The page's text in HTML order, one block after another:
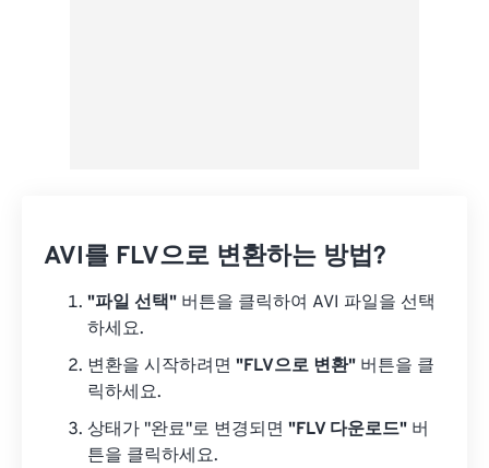
AVI를 FLV으로 변환하는 방법?
"파일 선택" 버튼을 클릭하여 AVI 파일을 선택
하세요.
변환을 시작하려면 "FLV으로 변환" 버튼을 클
릭하세요.
상태가 "완료"로 변경되면 "FLV 다운로드" 버
튼을 클릭하세요.